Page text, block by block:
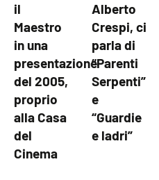
il
Maestro
in una
presentazione
del 2005,
proprio
alla Casa
del
Cinema
Alberto
Crespi, ci
parla di
“Parenti
Serpenti”
e
“Guardie
e ladri”